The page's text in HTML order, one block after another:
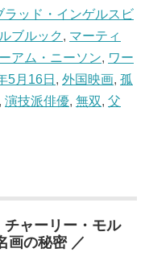
ラッド・インゲルスビ
ブルック , マーティ
アム・ニーソン, ワー
5月16日 , 外国映画, 孤
, 演技派俳優, 無双, 父
チャーリー・モル
画の秘密 ／